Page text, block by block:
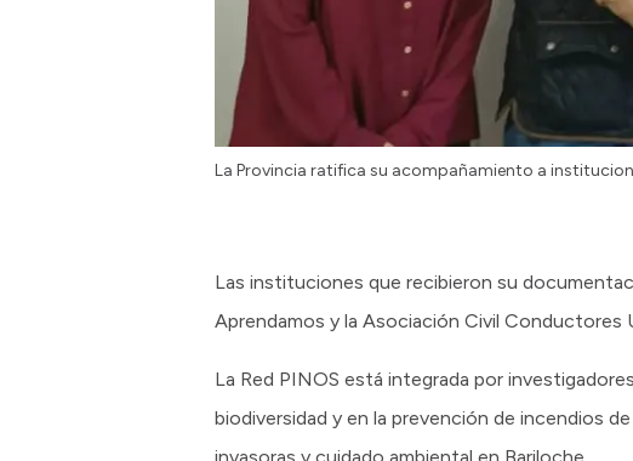
La Provincia ratifica su acompañamiento a
Las instituciones que recibieron su
Aprendamos y la Asociación Civil Conductores
La Red PINOS está integrada por
biodiversidad y en la prevención de incendios